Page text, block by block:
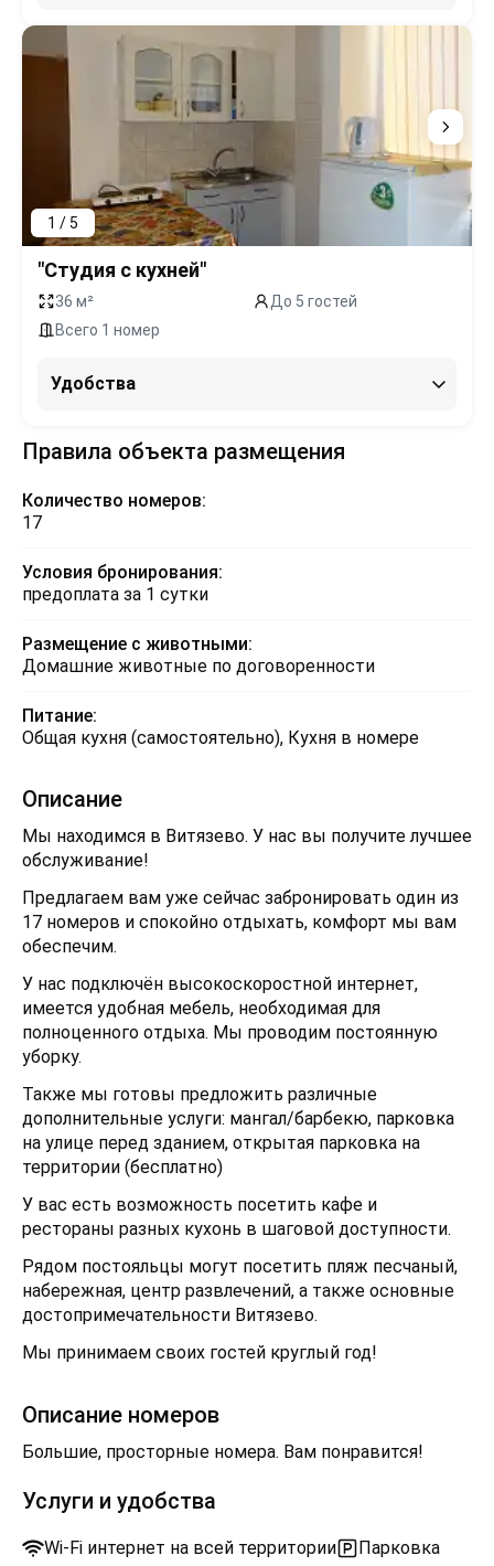
1 / 5
"Студия с кухней"
36 м²
До 5 гостей
Всего 1 номер
Удобства
Правила объекта размещения
Количество номеров:
17
Условия бронирования:
предоплата за 1 сутки
Размещение с животными:
Домашние животные по договоренности
Питание:
Общая кухня (самостоятельно), Кухня в номере
Описание
Мы находимся в Витязево. У нас вы получите лучшее
обслуживание!
Предлагаем вам уже сейчас забронировать один из
17 номеров и спокойно отдыхать, комфорт мы вам
обеспечим.
У нас подключён высокоскоростной интернет,
имеется удобная мебель, необходимая для
полноценного отдыха. Мы проводим постоянную
уборку.
Также мы готовы предложить различные
дополнительные услуги: мангал/барбекю, парковка
на улице перед зданием, открытая парковка на
территории (бесплатно)
У вас есть возможность посетить кафе и
рестораны разных кухонь в шаговой доступности.
Рядом постояльцы могут посетить пляж песчаный,
набережная, центр развлечений, а также основные
достопримечательности Витязево.
Мы принимаем своих гостей круглый год!
Описание номеров
Большие, просторные номера. Вам понравится!
Услуги и удобства
Wi-Fi интернет на всей территории Парковка